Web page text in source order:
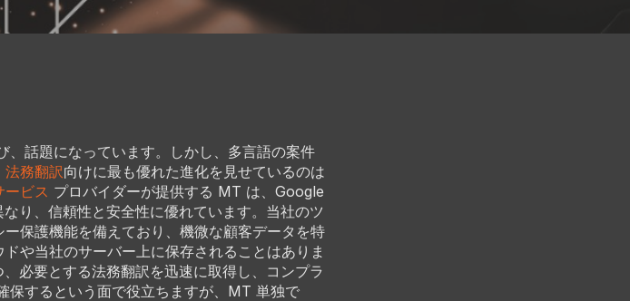
、話題になっています。しかし、多言語の案件
法務翻訳向けに最も優れた進化を見せているのは
ービス プロバイダーが提供する MT は、Google
り、信頼性と安全性に優れています。当社のツ
保護機能を備えており、機微な顧客データを特
や当社のサーバー上に保存されることはありま
必要とする法務翻訳を迅速に取得し、コンプラ
保するという面で役立ちますが、MT 単独で